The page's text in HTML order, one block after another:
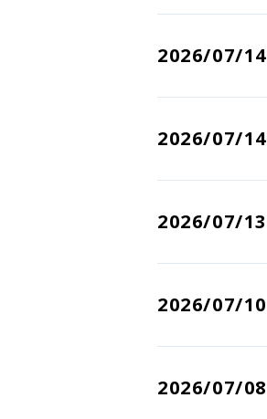
2026/07/14
2026/07/14
2026/07/13
2026/07/10
2026/07/08